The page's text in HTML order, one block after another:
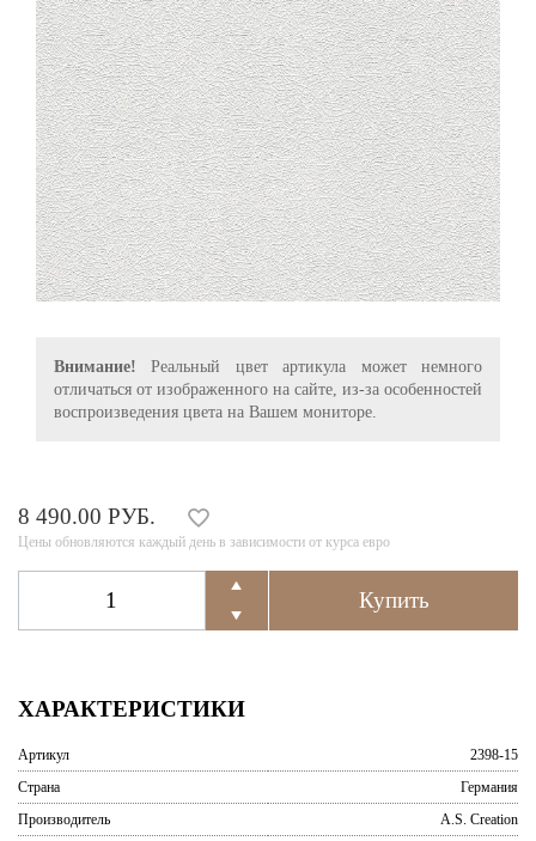
Внимание! Реальный цвет артикула может немного
отличаться от изображенного на сайте, из-за особенностей
воспроизведения цвета на Вашем мониторе.
8 490.00 РУБ.
Цены обновляются каждый день в зависимости от курса евро
ХАРАКТЕРИСТИКИ
Артикул
2398-15
Страна
Германия
Производитель
A.S. Creation